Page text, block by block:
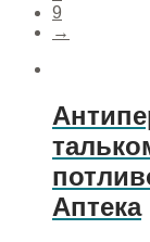
9
→
Аптека